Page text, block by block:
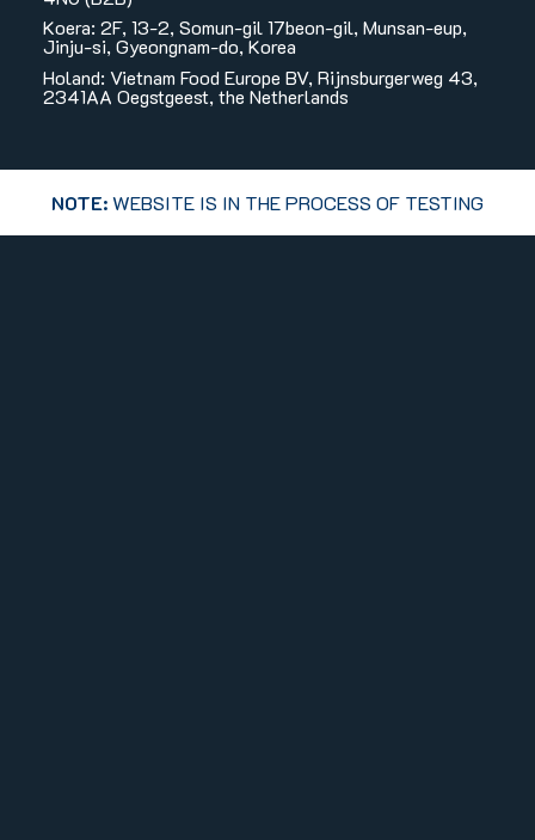
Koera: 2F, 13-2, Somun-gil 17beon-gil, Munsan-eup,
Jinju-si, Gyeongnam-do, Korea
Holand: Vietnam Food Europe BV, Rijnsburgerweg 43,
2341AA Oegstgeest, the Netherlands
NOTE:WEBSITE IS IN THE PROCESS OF TESTING